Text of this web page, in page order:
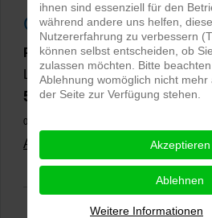
Google Rezensionen
PRO-ducto GmbH, Fotografie
Lichtenau
5,0⭐⭐⭐⭐⭐bei144 Google-
02.01.2026)
Alle Rezensionen ansehen|
ihnen sind essenziell für den
während andere uns helfen,
Nutzererfahrung zu verbessern
können selbst entscheiden, ob
zulassen möchten. Bitte
Ablehnung womöglich nicht mehr
der Seite zur Verfügung stehen.
Akzeptieren
Ablehnen
Weitere Informationen